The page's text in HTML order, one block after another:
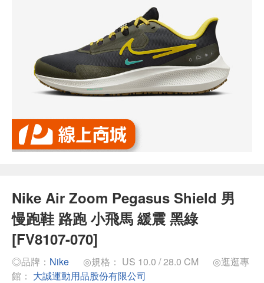
Nike Air Zoom Pegasus Shield 男
慢跑鞋 路跑 小飛馬 緩震 黑綠
[FV8107-070]
◎品牌： Nike ◎規格： US 10.0 / 28.0 CM
◎逛逛專
館： 大誠運動用品股份有限公司